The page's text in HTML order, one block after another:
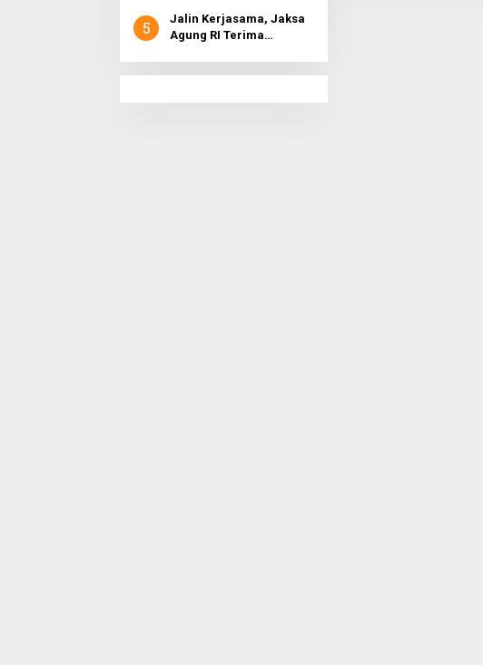
Bagi Kaum Rentan
5
Jalin Kerjasama, Jaksa
Agung RI Terima